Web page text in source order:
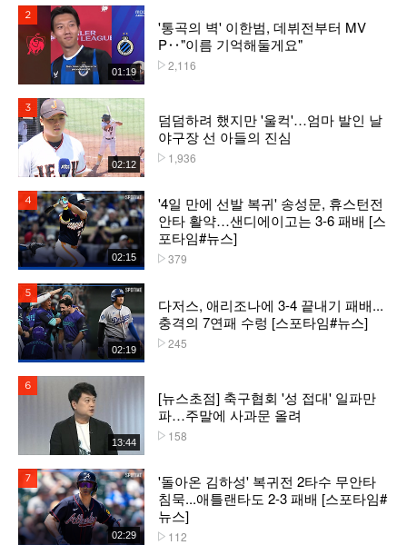
01:19
'통곡의 벽' 이한범, 데뷔전부터 MV
P‥"이름 기억해둘게요"
2,116
02:12
덤덤하려 했지만 '울컥'…엄마 발인 날
야구장 선 아들의 진심
1,936
02:15
'4일 만에 선발 복귀' 송성문, 휴스턴전
안타 활약…샌디에이고는 3-6 패배 [스
포타임#뉴스]
379
02:19
다저스, 애리조나에 3-4 끝내기 패배...
충격의 7연패 수렁 [스포타임#뉴스]
245
13:44
[뉴스초점] 축구협회 '성 접대' 일파만
파…주말에 사과문 올려
158
02:29
'돌아온 김하성' 복귀전 2타수 무안타
침묵...애틀랜타도 2-3 패배 [스포타임#
뉴스]
112